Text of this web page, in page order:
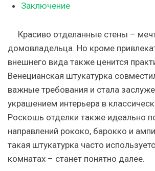
Заключение
Красиво отделанные стены –
домовладельца. Но кроме
внешнего вида также ценится
Венецианская штукатурка
важные требования и стала
украшением интерьера в
Роскошь отделки также идеально
направлений рококо, барокко и
такая штукатурка часто
комнатах – станет понятно далее.